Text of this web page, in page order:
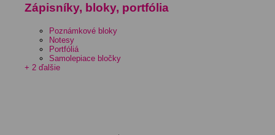
Zápisníky, bloky, portfólia
Poznámkové bloky
Notesy
Portfóliá
Samolepiace bločky
+ 2 ďalšie